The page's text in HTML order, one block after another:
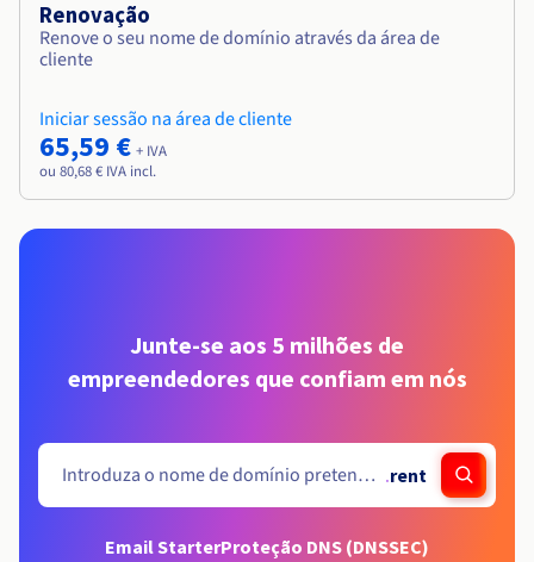
Renovação
Renove o seu nome de domínio através da área de
cliente
Iniciar sessão na área de cliente
65,59 € + IVA
ou 80,68 € IVA incl.
Junte-se aos 5 milhões de
empreendedores que confiam em nós
.rent
Email StarterProteção DNS (DNSSEC)